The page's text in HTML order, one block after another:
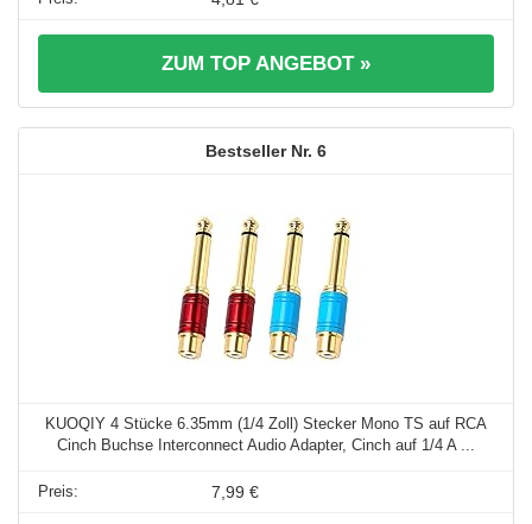
ZUM TOP ANGEBOT »
6
KUOQIY 4 Stücke 6.35mm (1/4 Zoll) Stecker Mono TS auf RCA
Cinch Buchse Interconnect Audio Adapter, Cinch auf 1/4 A ...
7,99 €